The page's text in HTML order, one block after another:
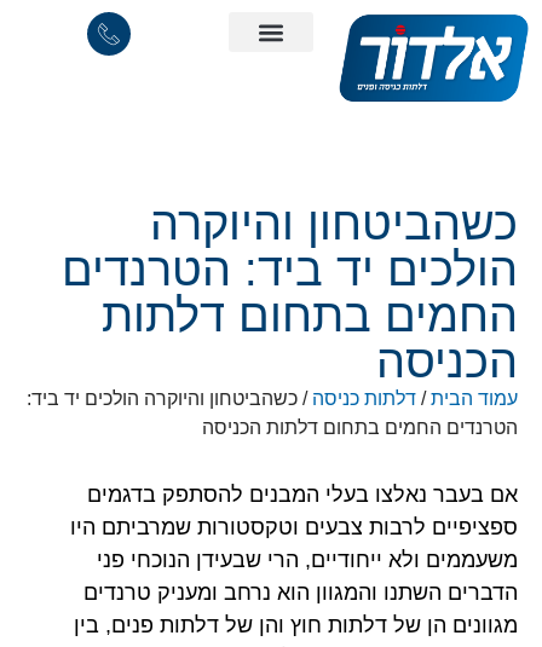
כשהביטחון והיוקרה
הולכים יד ביד: הטרנדים
החמים בתחום דלתות
הכניסה
עמוד הבית/ דלתות כניסה / כשהביטחון והיוקרה הולכים יד ביד:
הטרנדים החמים בתחום דלתות הכניסה
אם בעבר נאלצו בעלי המבנים להסתפק בדגמים
ספציפיים לרבות צבעים וטקסטורות שמרביתם היו
משעממים ולא ייחודיים, הרי שבעידן הנוכחי פני
הדברים השתנו והמגוון הוא נרחב ומעניק טרנדים
מגוונים הן של דלתות חוץ והן של דלתות פנים, בין